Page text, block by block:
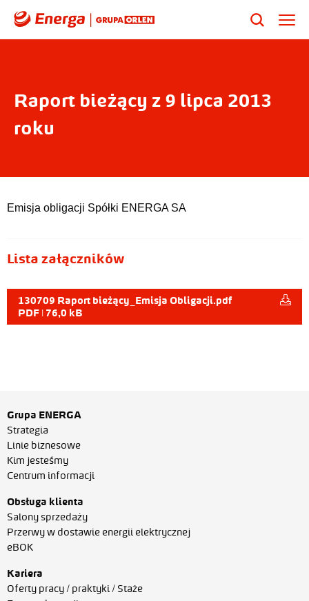
Raport bieżący z 9 lipca 2013
roku
Emisja obligacji Spółki ENERGA SA
Lista załączników
130709 Raport bieżący_Emisja Obligacji.pdf
PDF | 76,0 kB
Grupa ENERGA
Strategia
Linie biznesowe
Kim jesteśmy
Centrum informacji
Obsługa klienta
Salony sprzedaży
Przerwy w dostawie energii elektrycznej
eBOK
Kariera
Oferty pracy / praktyki / Staże